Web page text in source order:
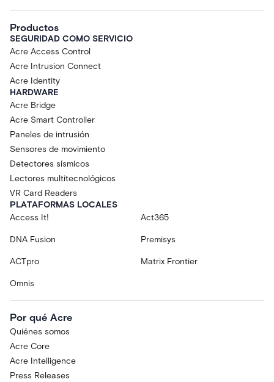
Productos
SEGURIDAD COMO SERVICIO
Acre Access Control
Acre Intrusion Connect
Acre Identity
HARDWARE
Acre Bridge
Acre Smart Controller
Paneles de intrusión
Sensores de movimiento
Detectores sísmicos
Lectores multitecnológicos
VR Card Readers
PLATAFORMAS LOCALES
Access It!
Act365
DNA Fusion Premisys
ACTpro Matrix Frontier
Omnis
Por qué Acre
Quiénes somos
Acre Core
Acre Intelligence
Press Releases